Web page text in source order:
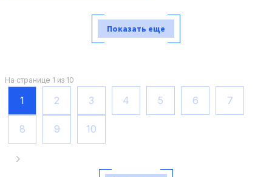
Показать еще
На странице 1 из 10
1 2 3 4 5 6 7
8 9 10